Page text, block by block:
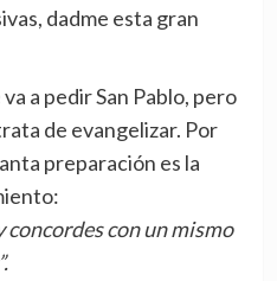
dadme esta gran
a pedir San Pablo, pero
de evangelizar. Por
preparación es la
concordes con un mismo